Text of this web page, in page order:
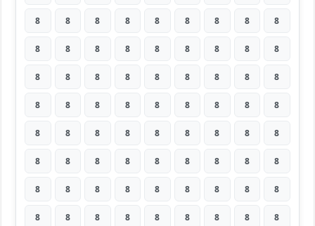
8 8 8 8 8 8 8 8 8
8 8 8 8 8 8 8 8 8
8 8 8 8 8 8 8 8 8
8 8 8 8 8 8 8 8 8
8 8 8 8 8 8 8 8 8
8 8 8 8 8 8 8 8 8
8 8 8 8 8 8 8 8 8
8 8 8 8 8 8 8 8 8